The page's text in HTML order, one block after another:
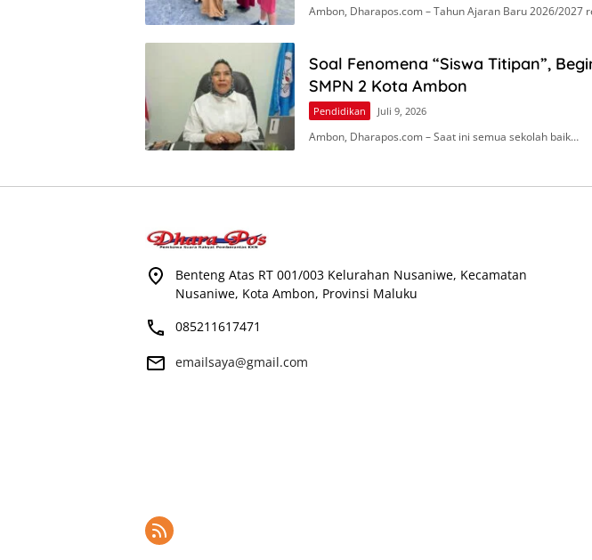
Ambon, Dharapos.com – Tahun Ajaran Baru 2026/2027
Soal Fenomena “Siswa Titipan”,
SMPN 2 Kota Ambon
Pendidikan Juli 9, 2026
Ambon, Dharapos.com – Saat ini semua sekolah baik…
Benteng Atas RT 001/003 Kelurahan Nusaniwe, Kecamatan
Nusaniwe, Kota Ambon, Provinsi Maluku
085211617471
emailsaya@gmail.com